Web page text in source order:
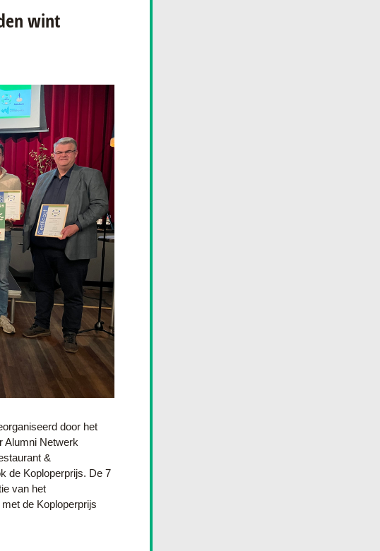
wint
door het
Alumni Netwerk
&
de Koploperprijs. De 7
van het
de Koploperprijs